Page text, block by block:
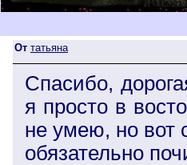
От татьяна
Спасибо,
я просто в
не умею, но вот
обязательно